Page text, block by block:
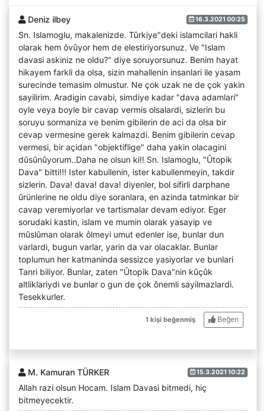
Deniz ilbey 16.3.2021 00:25
Sn. Islamoglu, makalenizde. Tûrkiye"deki islamcilari hakli
olarak hem ôvûyor hem de elestiriyorsunuz. Ve "Islam
davasi askiniz ne oldu?" diye soruyorsunuz. Benim hayat
hikayem farkli da olsa, sizin mahallenin insanlari ile yasam
surecinde temasim olmustur. Ne çok uzak ne de çok yakin
sayilirim. Aradigin cavabi, simdiye kadar "dava adamlari"
oyle veya boyle bir cavap vermis olsalardi, sizlerin bu
soruyu sormaniza ve benim gibilerin de aci da olsa bir
cevap vermesine gerek kalmazdi. Benim gibilerin cevap
vermesi, bir açidan "objektiflige" daha yakin olacagini
dûsûnûyorum..Daha ne olsun ki!! Sn. Islamoglu, "Ûtopik
Dava" bitti!!! Ister kabullenin, ister kabullenmeyin, takdir
sizlerin. Dava! dava! dava! diyenler, bol sifirli darphane
ûrünlerine ne oldu diye soranlara, en azinda tatminkar bir
cavap veremiyorlar ve tartismalar devam ediyor. Eger
sorudaki kastin, islam ve mumin olarak yasayip ve
mûslûman olarak ôlmeyi umut edenler ise, bunlar dun
varlardi, bugun varlar, yarin da var olacaklar. Bunlar
toplumun her katmaninda sessizce yasiyorlar ve bunlari
Tanri biliyor. Bunlar, zaten "Ûtopik Dava"nin kûçûk
altliklariydi ve bunlar o gun de çok ônemli sayilmazlardi.
Tesekkurler.
1 kişi beğenmiş Beğen
M. Kamuran TÜRKER 15.3.2021 10:22
Allah razi olsun Hocam. Islam Davasi bitmedi, hiç
bitmeyecektir.